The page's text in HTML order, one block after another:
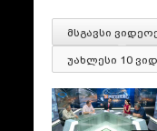
მსგავსი
უახლესი 10